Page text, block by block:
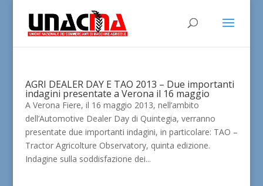
AGRI DEALER DAY E TAO 2013 – Due importanti
indagini presentate a Verona il 16 maggio
A Verona Fiere, il 16 maggio 2013, nell’ambito
dell’Automotive Dealer Day di Quintegia, verranno
presentate due importanti indagini, in particolare: TAO –
Tractor Agricolture Observatory, quinta edizione.
Indagine sulla soddisfazione dei...